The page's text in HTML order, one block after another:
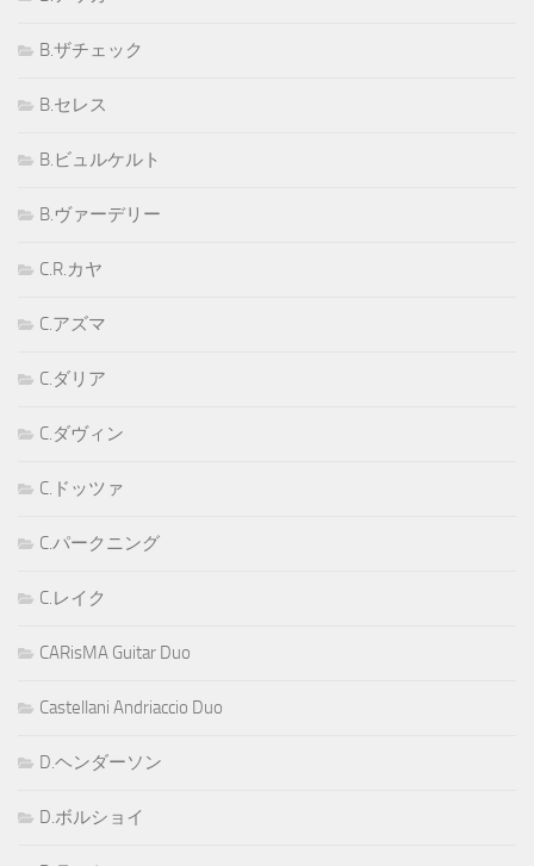
B.ザチェック
B.セレス
B.ビュルケルト
B.ヴァーデリー
C.R.カヤ
C.アズマ
C.ダリア
C.ダヴィン
C.ドッツァ
C.パークニング
C.レイク
CARisMA Guitar Duo
Castellani Andriaccio Duo
D.ヘンダーソン
D.ボルショイ